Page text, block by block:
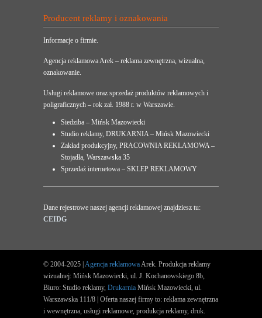
Producent reklamy i oznakowania
Informacje o firmie.
Agencja reklamowa Arek – reklama zewnętrzna, wizualna,
oznakowanie.
Usługi reklamowe oraz sprzedaż produktów reklamowych i
poligraficznych – rok zał. 1988 r. w Warszawie.
Siedziba – Mińsk Mazowiecki
Studio reklamy, DRUKARNIA – Mińsk Mazowiecki
Zakład produkcyjny, PRACOWNIA REKLAMOWA –
Stojadła, Warszawska 35
Sprzedaż internetowa – SKLEP REKLAMOWY
Dane rejestrowe naszej agencji reklamowej znajdziesz tu:
CEIDG
© 2004-2025 | Agencja reklamowa Arek. Produkcja reklamy
wizualnej: Mińsk Mazowiecki, ul. J. Kochanowskiego 8b,
Biuro: Studio reklamy, Drukarnia Mińsk Mazowiecki, ul.
Warszawska 111/8 | Oferta naszej firmy to: reklama zewnętrzna
i wewnętrzna, usługi reklamowe, produkcja reklamy, druk.